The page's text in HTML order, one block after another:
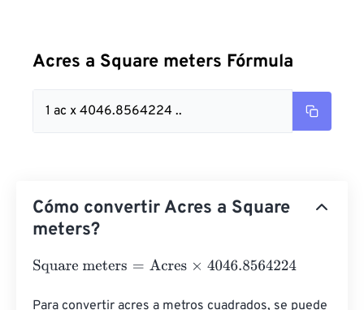
Acres a Square meters Fórmula
1 ac x 4046.8564224 ..
Cómo convertir Acres a Square
meters?
Square meters= Acres×4046.8564224
Para convertir acres a metros cuadrados, se puede